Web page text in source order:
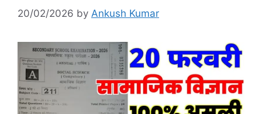
20/02/2026 by Ankush Kumar